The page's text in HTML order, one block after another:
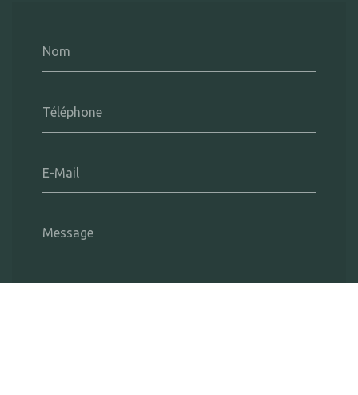
Nom
Téléphone
E-Mail
Message